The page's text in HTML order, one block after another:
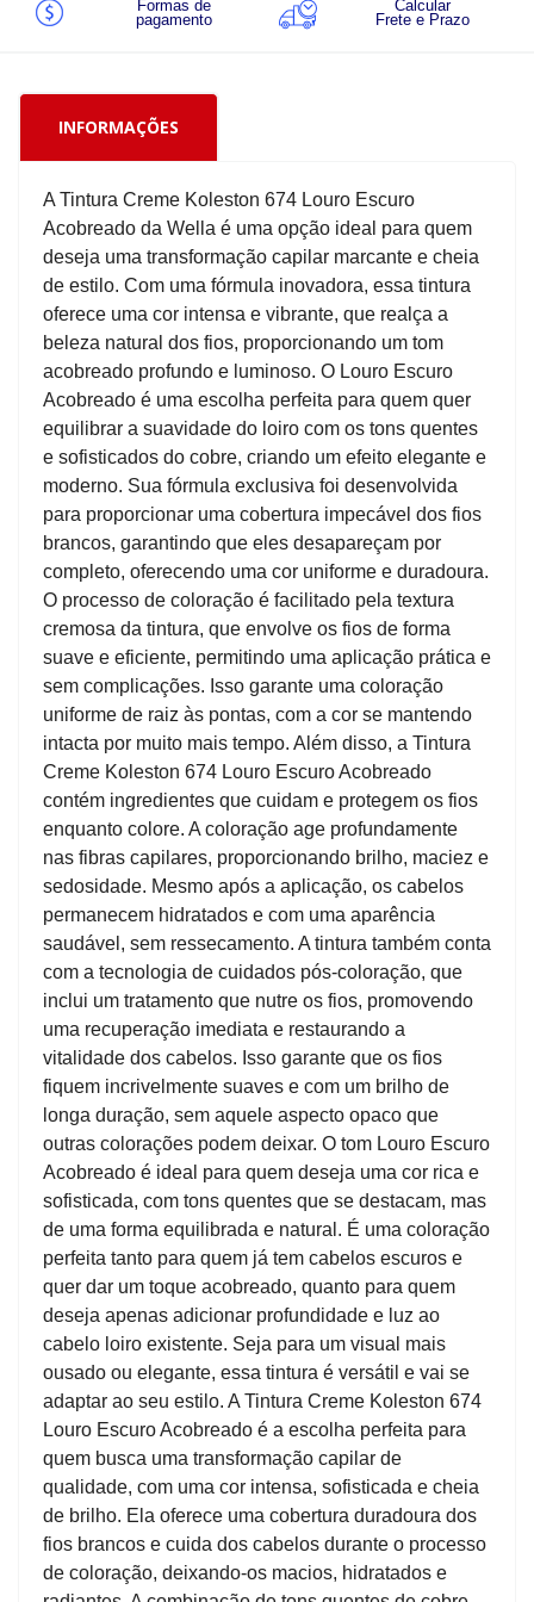
Formas de
pagamento
Calcular
Frete e Prazo
INFORMAÇÕES
A Tintura Creme Koleston 674 Louro Escuro
Acobreado da Wella é uma opção ideal para quem
deseja uma transformação capilar marcante e cheia
de estilo. Com uma fórmula inovadora, essa tintura
oferece uma cor intensa e vibrante, que realça a
beleza natural dos fios, proporcionando um tom
acobreado profundo e luminoso. O Louro Escuro
Acobreado é uma escolha perfeita para quem quer
equilibrar a suavidade do loiro com os tons quentes
e sofisticados do cobre, criando um efeito elegante e
moderno. Sua fórmula exclusiva foi desenvolvida
para proporcionar uma cobertura impecável dos fios
brancos, garantindo que eles desapareçam por
completo, oferecendo uma cor uniforme e duradoura.
O processo de coloração é facilitado pela textura
cremosa da tintura, que envolve os fios de forma
suave e eficiente, permitindo uma aplicação prática e
sem complicações. Isso garante uma coloração
uniforme de raiz às pontas, com a cor se mantendo
intacta por muito mais tempo. Além disso, a Tintura
Creme Koleston 674 Louro Escuro Acobreado
contém ingredientes que cuidam e protegem os fios
enquanto colore. A coloração age profundamente
nas fibras capilares, proporcionando brilho, maciez e
sedosidade. Mesmo após a aplicação, os cabelos
permanecem hidratados e com uma aparência
saudável, sem ressecamento. A tintura também conta
com a tecnologia de cuidados pós-coloração, que
inclui um tratamento que nutre os fios, promovendo
uma recuperação imediata e restaurando a
vitalidade dos cabelos. Isso garante que os fios
fiquem incrivelmente suaves e com um brilho de
longa duração, sem aquele aspecto opaco que
outras colorações podem deixar. O tom Louro Escuro
Acobreado é ideal para quem deseja uma cor rica e
sofisticada, com tons quentes que se destacam, mas
de uma forma equilibrada e natural. É uma coloração
perfeita tanto para quem já tem cabelos escuros e
quer dar um toque acobreado, quanto para quem
deseja apenas adicionar profundidade e luz ao
cabelo loiro existente. Seja para um visual mais
ousado ou elegante, essa tintura é versátil e vai se
adaptar ao seu estilo. A Tintura Creme Koleston 674
Louro Escuro Acobreado é a escolha perfeita para
quem busca uma transformação capilar de
qualidade, com uma cor intensa, sofisticada e cheia
de brilho. Ela oferece uma cobertura duradoura dos
fios brancos e cuida dos cabelos durante o processo
de coloração, deixando-os macios, hidratados e